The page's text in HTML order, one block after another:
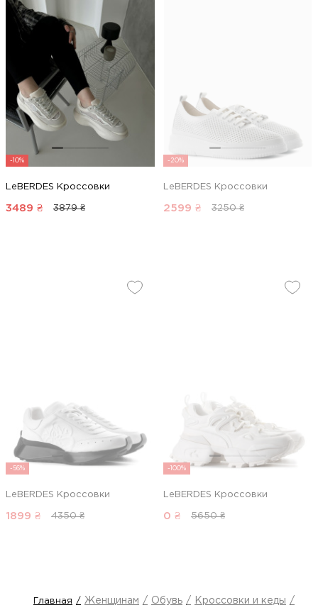
-10%
LeBERDES Кроссовки
3489 ₴ 3879 ₴
-20%
LeBERDES Кроссовки
2599 ₴ 3250 ₴
-56%
LeBERDES Кроссовки
1899 ₴ 4350 ₴
-100%
LeBERDES Кроссовки
0 ₴ 5650 ₴
Главная Женщинам Обувь Кроссовки и кеды